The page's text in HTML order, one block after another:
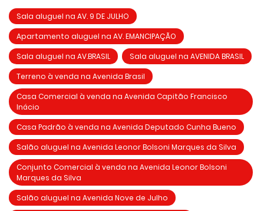
Sala aluguel na AV. 9 DE JULHO
Apartamento aluguel na AV. EMANCIPAÇÃO
Sala aluguel na AV.BRASIL
Sala aluguel na AVENIDA BRASIL
Terreno à venda na Avenida Brasil
Casa Comercial à venda na Avenida Capitão Francisco
Inácio
Casa Padrão à venda na Avenida Deputado Cunha Bueno
Salão aluguel na Avenida Leonor Bolsoni Marques da Silva
Conjunto Comercial à venda na Avenida Leonor Bolsoni
Marques da Silva
Salão aluguel na Avenida Nove de Julho